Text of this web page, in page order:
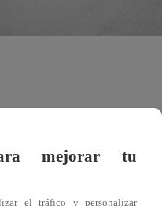
en la misma
de laboral y que
mejorar tu
el tráfico y personalizar